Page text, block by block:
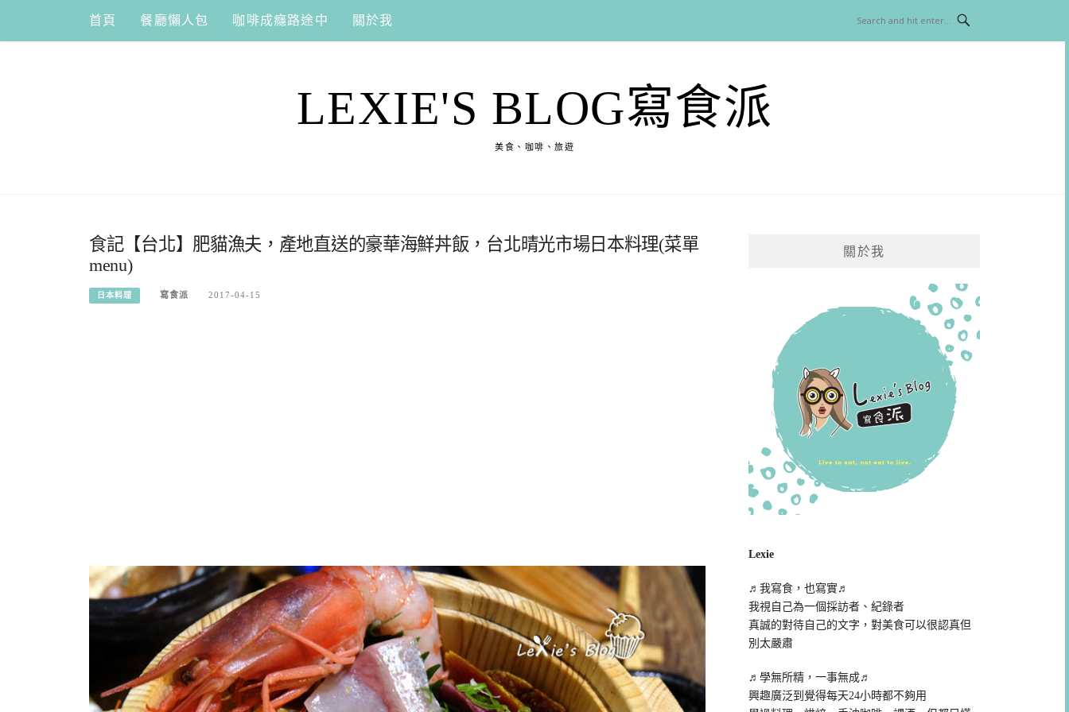
content
首頁 餐廳懶人包 咖啡成癮路途中 關於我
LEXIE'S BLOG寫食派
美食、咖啡、旅遊
食記【台北】肥貓漁夫，產地直送的豪華海鮮丼飯，台北晴光市場日本料理(菜單
menu)
日本料理 寫食派 2017-04-15
關於我
Lexie
♬我寫食，也寫實♬
我視自己為一個採訪者、紀錄者
真誠的對待自己的文字，對美食可以很認真但
別太嚴肅
♬學無所精，一事無成♬
興趣廣泛到覺得每天24小時都不夠用